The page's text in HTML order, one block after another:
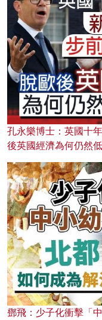
孔永樂博士：英國十
後英國經濟為何仍然
鄧飛：少子化衝擊「